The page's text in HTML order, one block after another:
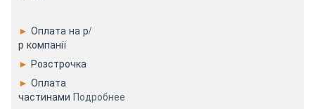
► Оплата на р/
р компанії
► Розстрочка
► Оплата
частинами Подробнее